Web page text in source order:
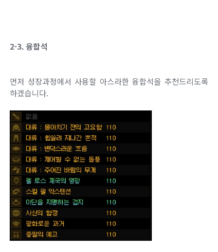
2-3. 융합석
먼저 성장과정에서 사용할 아스라한 융합석을 추천드리도록
하겠습니다.